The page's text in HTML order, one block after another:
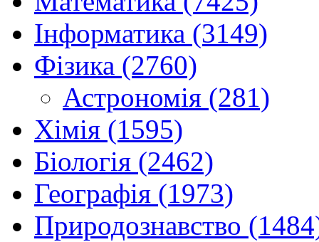
Інформатика (3149)
Фізика (2760)
Астрономія (281)
Хімія (1595)
Біологія (2462)
Географія (1973)
Природознавство